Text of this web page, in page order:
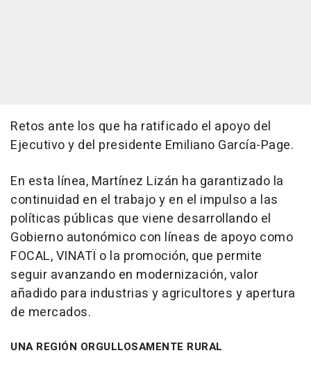
Retos ante los que ha ratificado el apoyo del
Ejecutivo y del presidente Emiliano García-Page.
En esta línea, Martínez Lizán ha garantizado la
continuidad en el trabajo y en el impulso a las
políticas públicas que viene desarrollando el
Gobierno autonómico con líneas de apoyo como
FOCAL, VINATÏ o la promoción, que permite
seguir avanzando en modernización, valor
añadido para industrias y agricultores y apertura
de mercados.
UNA REGIÓN ORGULLOSAMENTE RURAL